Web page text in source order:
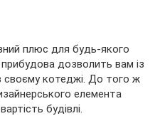
плюс для будь-якого
дозволить вам із
своєму котеджі. До того ж
елемента
будівлі.